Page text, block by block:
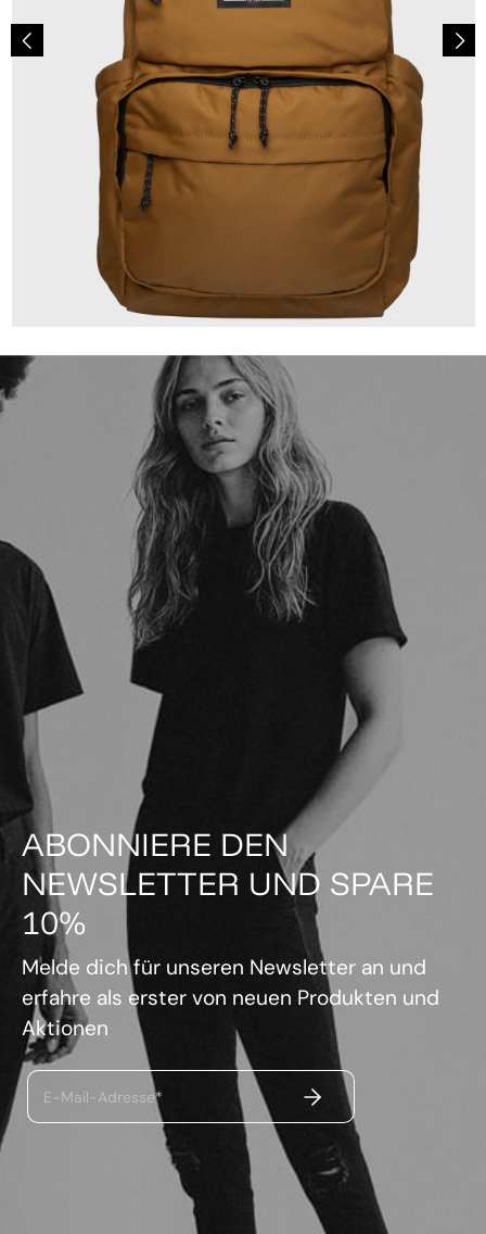
ABONNIERE DEN
NEWSLETTER UND SPARE
10%
Melde dich für unseren Newsletter an und
erfahre als erster von neuen Produkten und
Aktionen
E-Mail-Adresse* ABSENDEN